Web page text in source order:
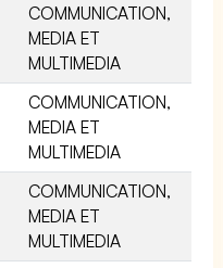
COMMUNICATION,
MEDIA ET
MULTIMEDIA
COMMUNICATION,
MEDIA ET
MULTIMEDIA
COMMUNICATION,
MEDIA ET
MULTIMEDIA